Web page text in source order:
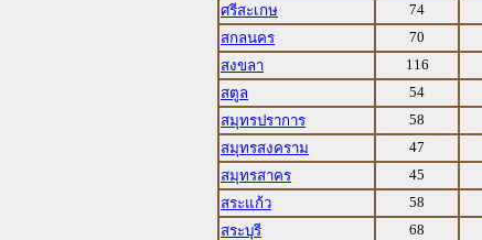
ศรีสะเกษ
74
สกลนคร
70
สงขลา
116
สตูล
54
สมุทรปราการ
58
สมุทรสงคราม
47
สมุทรสาคร
45
สระแก้ว
58
สระบุรี
68